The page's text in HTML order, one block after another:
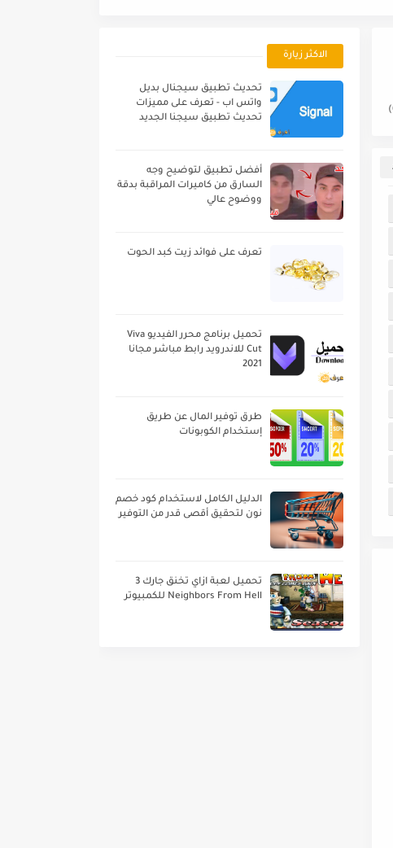
الاكثر زيارة
تحديث تطبيق سيجنال بديل
واتس اب - تعرف على مميزات
تحديث تطبيق سيجنا الجديد
أفضل تطبيق لتوضيح وجه
السارق من كاميرات المراقبة بدقة
ووضوح عالي
تعرف على فوائد زيت كبد الحوت
تحميل برنامج محرر الفيديو Viva
Cut للاندرويد رابط مباشر مجانا
2021
طرق توفير المال عن طريق
إستخدام الكوبونات
الدليل الكامل لاستخدام كود خصم
نون لتحقيق أقصى قدر من التوفير
تحميل لعبة ازاي تخنق جارك 3
Neighbors From Hell للكمبيوتر